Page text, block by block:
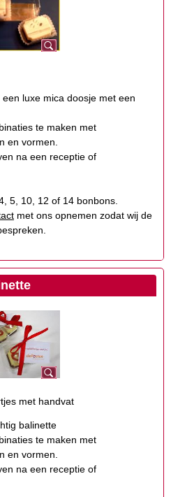
luxe mica doosje met een
te maken met
en vormen.
na een receptie of
5, 10, 12 of 14 bonbons.
met ons opnemen zodat wij de
met handvat
balinette
te maken met
en vormen.
na een receptie of